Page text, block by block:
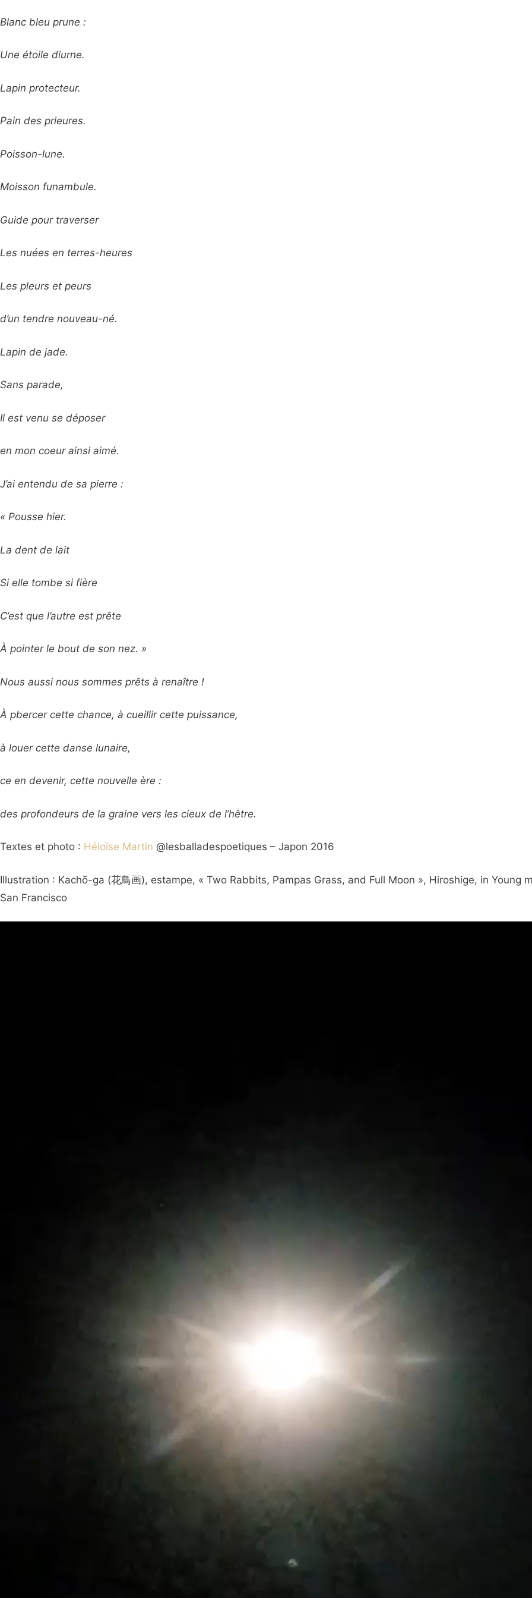
Blanc bleu prune :
Une étoile diurne.
Lapin protecteur.
Pain des prieures.
Poisson-lune.
Moisson funambule.
Guide pour traverser
Les nuées en terres-heures
Les pleurs et peurs
d’un tendre nouveau-né.
Lapin de jade.
Sans parade,
Il est venu se déposer
en mon coeur ainsi aimé.
J’ai entendu de sa pierre :
« Pousse hier.
La dent de lait
Si elle tombe si fière
C’est que l’autre est prête
À pointer le bout de son nez. »
Nous aussi nous sommes prêts à renaître !
À pbercer cette chance, à cueillir cette puissance,
à louer cette danse lunaire,
ce en devenir, cette nouvelle ère :
des profondeurs de la graine vers les cieux de l’hêtre.
Textes et photo : Héloïse Martin @lesballadespoetiques – Japon 2016
Illustration : Kachō-ga (花鳥画), estampe, « Two Rabbits, Pampas Grass, and Full Moon », Hiroshige, in Young
San Francisco